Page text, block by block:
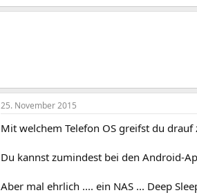
25. November 2015
Mit welchem Telefon OS greifst du drauf
Du kannst zumindest bei den Android-
Aber mal ehrlich .... ein NAS ... Deep